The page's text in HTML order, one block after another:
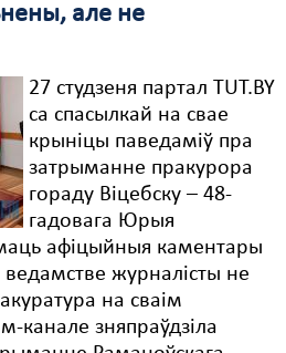
але не
27 студзеня партал TUT.BY
са спасылкай на свае
крыніцы паведаміў пра
затрыманне пракурора
гораду Віцебску – 48-
гадовага Юрыя
афіцыйныя каментары
журналісты не
на сваім
канале зняпраўдзіла